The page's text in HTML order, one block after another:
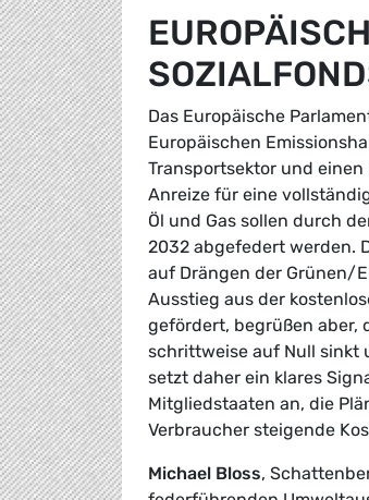
Das Europäische
Europäischen
Transportsektor und einen
Anreize für eine
Öl und Gas sollen durch
2032 abgefedert werden.
auf Drängen der Grünen/
Ausstieg aus der
gefördert, begrüßen aber,
schrittweise auf Null sinkt
setzt daher ein klares
Mitgliedstaaten an, die
Verbraucher steigende
Michael Bloss,